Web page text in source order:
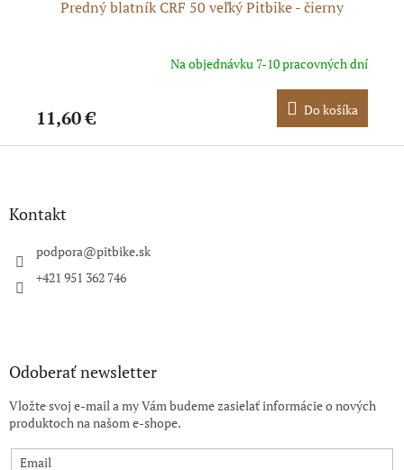
Predný blatník CRF 50 veľký Pitbike - čierny
Na objednávku 7-10 pracovných dní
11,60 € Do košíka
Z
Kontakt
podpora@pitbike.sk
+421 951 362 746
Odoberať newsletter
Vložte svoj e-mail a my Vám budeme zasielať informácie o nových
produktoch na našom e-shope.
Email